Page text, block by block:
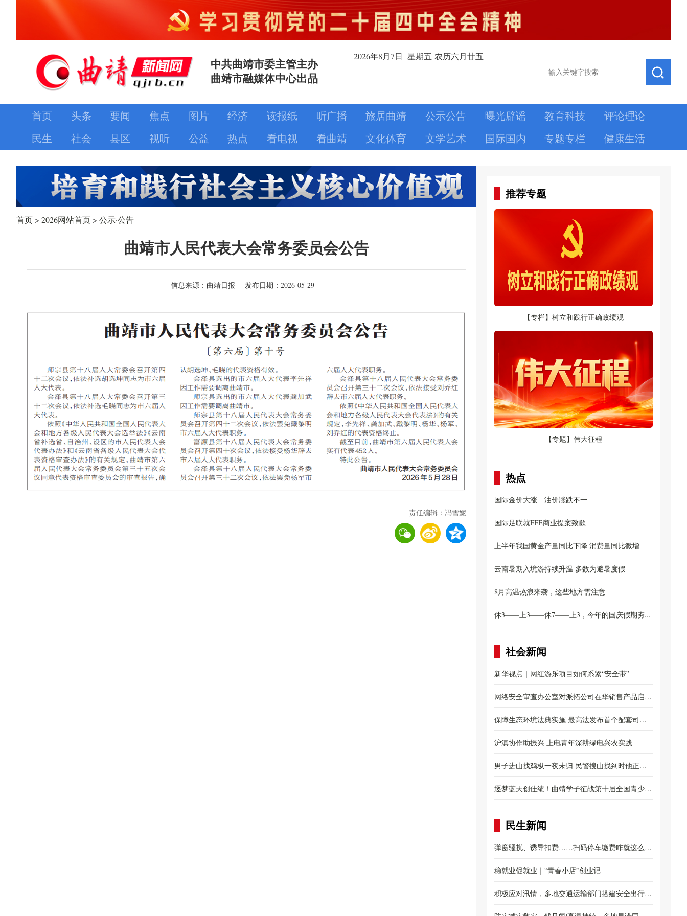
中共曲靖市委主管主办
曲靖市融媒体中心出品
2026年8月7日 星期五 农历六月廿五
首页 头条 要闻 焦点 图片 经济 读报纸 听广播 旅居曲靖 公示公告 曝光辟谣 教育科技
评论理论
民生
社会 县区 视听 公益 热点 看电视 看曲靖 文化体育 文学艺术 国际国内 专题专栏 健康生活
首页 > 2026网站首页 > 公示·公告
曲靖市人民代表大会常务委员会公告
信息来源：曲靖日报 发布日期：2026-05-29
责任编辑：冯雪妮
推荐专题
【专栏】树立和践行正确政绩观
【专题】伟大征程
热点
国际金价大涨 油价涨跌不一
国际足联就FFE商业提案致歉
上半年我国黄金产量同比下降 消费量同比微增
云南暑期入境游持续升温 多数为避暑度假
8月高温热浪来袭，这些地方需注意
休3——上3——休7——上3，今年的国庆假期夯...
社会新闻
新华视点｜网红游乐项目如何系紧“安全带”
网络安全审查办公室对派拓公司在华销售产品启动
网...
保障生态环境法典实施 最高法发布首个配套司法
解...
沪滇协作助振兴 上电青年深耕绿电兴农实践
男子进山找鸡枞一夜未归 民警搜山找到时他正忙
着...
逐梦蓝天创佳绩！曲靖学子征战第十届全国青少年
民生新闻
弹窗骚扰、诱导扣费……扫码停车缴费咋就这么
难？...
稳就业促就业｜“青春小店”创业记
积极应对汛情，多地交通运输部门搭建安全出行防